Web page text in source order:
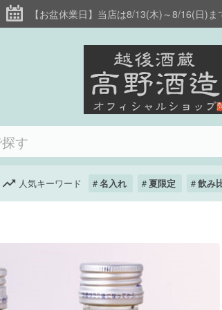
【お盆休業日】当店は8/13(木)～8/16(日)ま
人気キーワード 名入れ 夏限定 飲み